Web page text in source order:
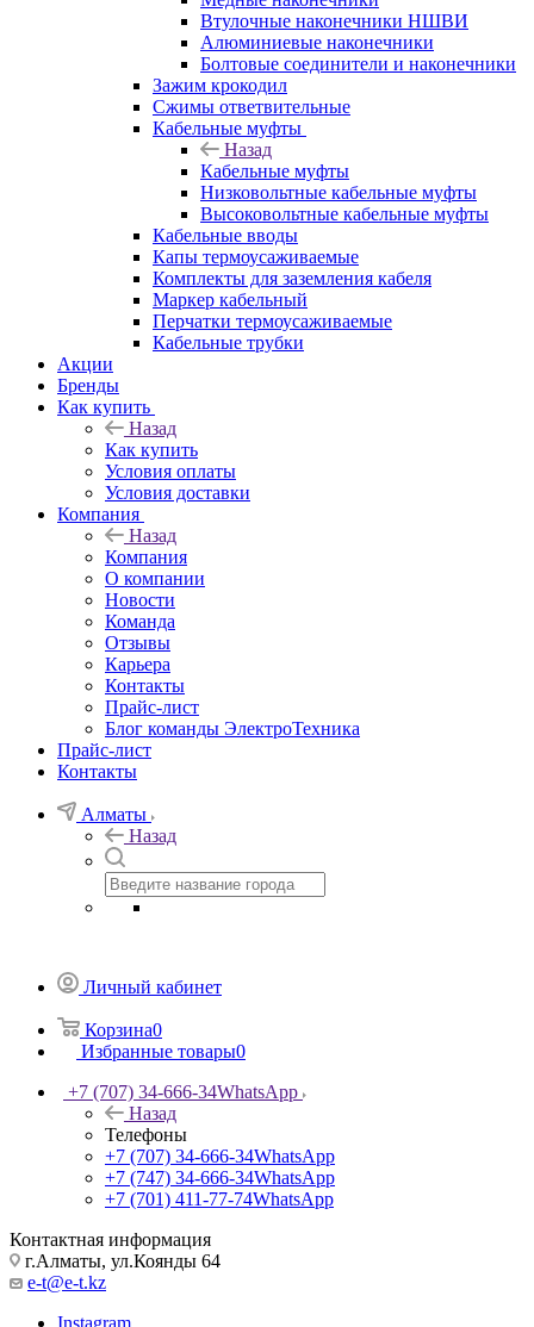
Втулочные наконечники НШВИ
Алюминиевые наконечники
Болтовые соединители и наконечники
Зажим крокодил
Сжимы ответвительные
Кабельные муфты
Назад
Кабельные муфты
Низковольтные кабельные муфты
Высоковольтные кабельные муфты
Кабельные вводы
Капы термоусаживаемые
Комплекты для заземления кабеля
Маркер кабельный
Перчатки термоусаживаемые
Кабельные трубки
Акции
Бренды
Как купить
Назад
Как купить
Условия оплаты
Условия доставки
Компания
Назад
Компания
О компании
Новости
Команда
Отзывы
Карьера
Контакты
Прайс-лист
Блог команды ЭлектроТехника
Прайс-лист
Контакты
Алматы
Назад
Личный кабинет
Корзина0
Избранные товары0
+7 (707) 34-666-34WhatsApp
Назад
Телефоны
+7 (707) 34-666-34WhatsApp
+7 (747) 34-666-34WhatsApp
+7 (701) 411-77-74WhatsApp
Контактная информация
г.Алматы, ул.Коянды 64
e-t@e-t.kz
Instagram